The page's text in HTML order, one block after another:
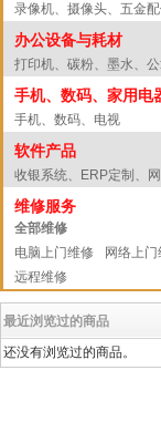
录像机、摄像头、五金
办公设备与耗材
打印机、碳粉、墨水、
手机、数码、家用电
手机、数码、电视
软件产品
收银系统、ERP定制、
维修服务
全部维修
电脑上门维修
网络上门
远程维修
最近浏览过的商品
还没有浏览过的商品。